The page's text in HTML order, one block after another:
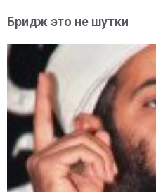
Бридж это не шутки